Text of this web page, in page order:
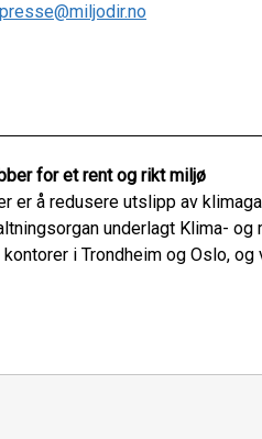
presse@miljodir.no
for et rent og rikt miljø
er å redusere utslipp av
underlagt Klima- og
i Trondheim og Oslo,